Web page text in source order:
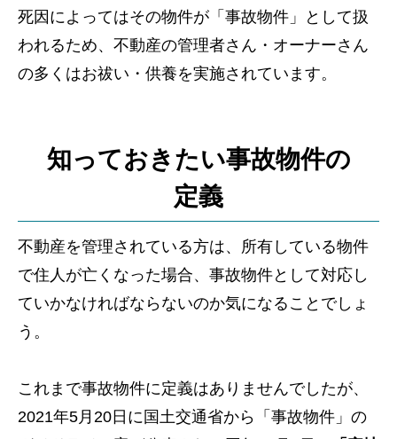
死因によってはその物件が「事故物件」として扱
われるため、不動産の管理者さん・オーナーさん
の多くはお祓い・供養を実施されています。
知っておきたい事故物件の
定義
不動産を管理されている方は、所有している物件
で住人が亡くなった場合、事故物件として対応し
ていかなければならないのか気になることでしょ
う。
これまで事故物件に定義はありませんでしたが、
2021年5月20日に国土交通省から「事故物件」の